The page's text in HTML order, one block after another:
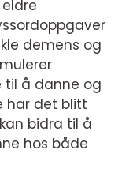
demens og
til å danne og
har det blitt
bidra til å
hos både